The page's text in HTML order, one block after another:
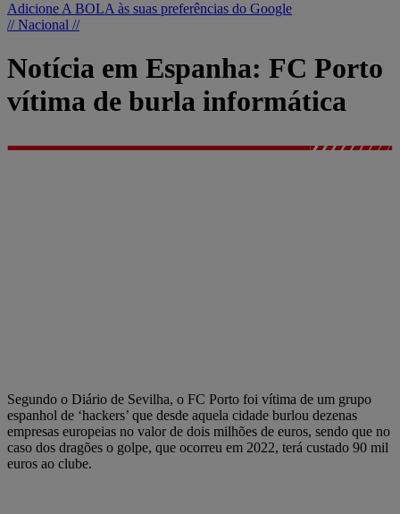
Adicione A BOLA às suas preferências do Google
// Nacional //
Notícia em Espanha: FC Porto
vítima de burla informática
Segundo o Diário de Sevilha, o FC Porto foi vítima de um grupo
espanhol de ‘hackers’ que desde aquela cidade burlou dezenas
empresas europeias no valor de dois milhões de euros, sendo que no
caso dos dragões o golpe, que ocorreu em 2022, terá custado 90 mil
euros ao clube.